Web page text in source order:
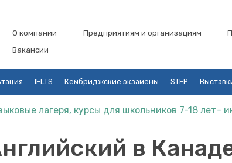
О компании Предприятиям и организациям
Вакансии
IELTS Кембриджские экзамены STEP
лагеря, курсы для школьников 7-18 лет-
в